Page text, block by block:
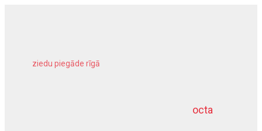
octa
ziedu piegāde rīgā
dziļurbums